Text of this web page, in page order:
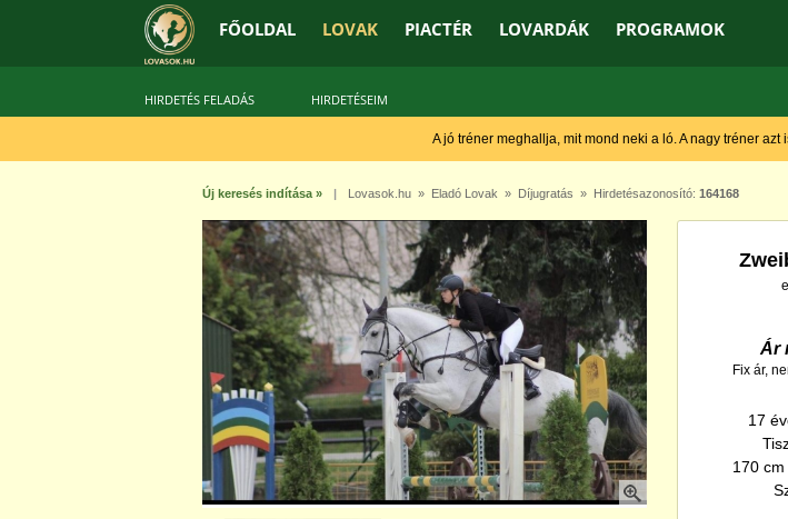
FŐOLDAL LOVAK PIACTÉR LOVARDÁK PROGRAMOK
HIRDETÉS FELADÁS HIRDETÉSEIM
A jó tréner meghallja, mit mond neki a ló. A nagy tréner
Új keresés indítása » | Lovasok.hu » Eladó Lovak » Díjugratás » Hirdetésazonosító: 164168
Ár
Fix ár,
17
170